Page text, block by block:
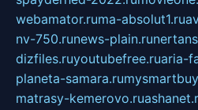
webamator.ruma-absolut1.ru
nv-750.runews-plain.ru
dizfiles.ruyoutubefree.ruaria-
planeta-samara.ru
matrasy-kemerovo.ru